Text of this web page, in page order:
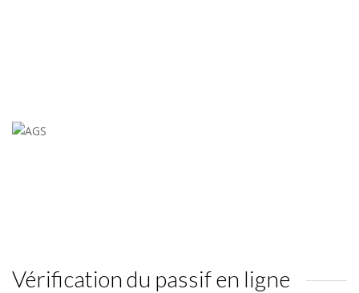
Vérification du passif en ligne